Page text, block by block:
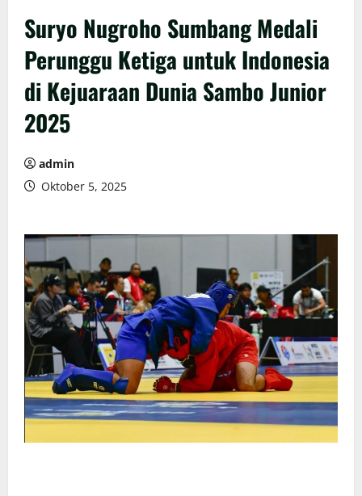
Suryo Nugroho Sumbang Medali
Perunggu Ketiga untuk Indonesia
di Kejuaraan Dunia Sambo Junior
2025
admin
Oktober 5, 2025